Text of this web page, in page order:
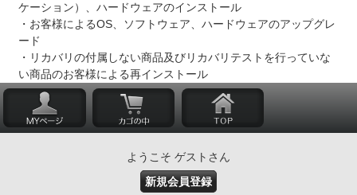
ケーション）、ハードウェアのインストール
・お客様によるOS、ソフトウェア、ハードウェアのアップグレ
ード
・リカバリの付属しない商品及びリカバリテストを行っていな
い商品のお客様による再インストール
ようこそ ゲストさん
新規会員登録